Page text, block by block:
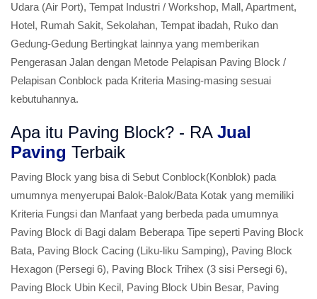
Udara (Air Port), Tempat Industri / Workshop, Mall, Apartment,
Hotel, Rumah Sakit, Sekolahan, Tempat ibadah, Ruko dan
Gedung-Gedung Bertingkat lainnya yang memberikan
Pengerasan Jalan dengan Metode Pelapisan Paving Block /
Pelapisan Conblock pada Kriteria Masing-masing sesuai
kebutuhannya.
Apa itu Paving Block? - RA Jual
Paving Terbaik
Paving Block yang bisa di Sebut Conblock(Konblok) pada
umumnya menyerupai Balok-Balok/Bata Kotak yang memiliki
Kriteria Fungsi dan Manfaat yang berbeda pada umumnya
Paving Block di Bagi dalam Beberapa Tipe seperti Paving Block
Bata, Paving Block Cacing (Liku-liku Samping), Paving Block
Hexagon (Persegi 6), Paving Block Trihex (3 sisi Persegi 6),
Paving Block Ubin Kecil, Paving Block Ubin Besar, Paving